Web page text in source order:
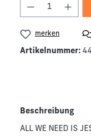
Produkt
merken
Artikelnummer:
Beschreibung
ALL WE NEED IS